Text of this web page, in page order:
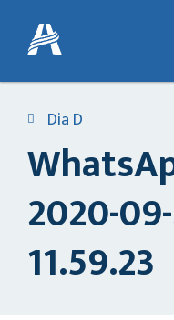
Dia D
2020-
11.59.23